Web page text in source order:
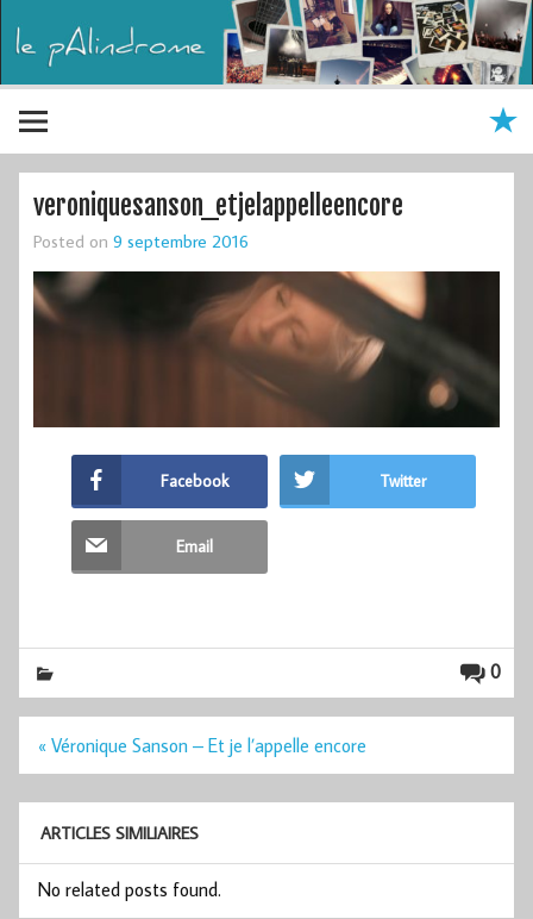
veroniquesanson_etjelappelleencore
Posted on 9 septembre 2016
Facebook Twitter
Email
0
Navigation
l’article
« Véronique Sanson – Et je l’appelle encore
ARTICLES SIMILIAIRES
No related posts found.